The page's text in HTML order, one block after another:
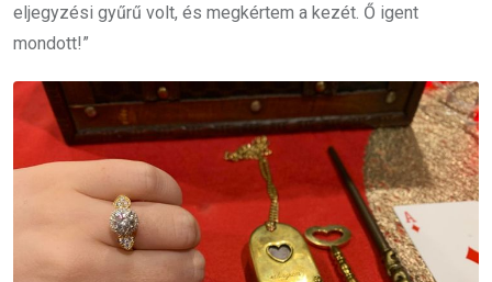
eljegyzési gyűrű volt, és megkértem a kezét. Ő igent
mondott!”